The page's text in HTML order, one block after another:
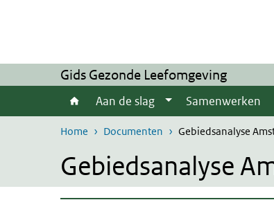
Gids Gezonde Leefomgeving
Aan de slag Samenwerken
Home Documenten Gebiedsanalyse
Gebiedsanalyse